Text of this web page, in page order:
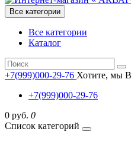
Все категории
Все категории
Каталог
+7(999)000-29-76 Хотите, мы
+7(999)000-29-76
0 руб. 0
Список категорий